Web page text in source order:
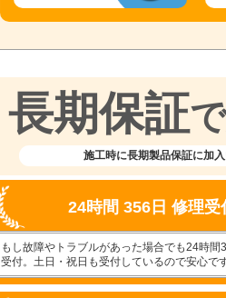
長期保証で
施工時に長期製品保証に加入
24時間 356日 修理受
もし故障やトラブルがあった場合でも24時間
受付。土日・祝日も受付しているので安心です